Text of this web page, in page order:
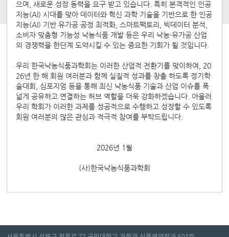
으며, 새로운 성장 동력을 요구 받고 있습니다. 특히 본격적인 인공
지능(AI) 시대를 맞아 데이터와 혁신 과학 기술을 기반으로 한 인공
지능(AI) 기반 유가공 공정 최적화, 스마트팩토리, 빅데이터 분석,
소비자 맞춤형 기능성 낙농식품 개발 등은 우리 낙농·유가공 산업
의 경쟁력을 한단계 도약시킬 수 있는 중요한 기회가 될 것입니다.
우리 한국낙농식품과학회는 이러한 산업적 전환기를 맞이하여, 20
26년 한 해 회원 여러분과 함께 실질적 성과를 창출 하도록 정기학
술대회, 심포지엄 등을 통해 최신 낙농식품 기술과 산업 이슈를 폭
넓게 공유하고 연결하는 허브 역할을 더욱 강화하겠습니다. 아울러
우리 학회가 이러한 과제를 성공적으로 수행하고 성장할 수 있도록
회원 여러분의 많은 관심과 적극적 참여를 부탁드립니다.
2026년 1월
(사)한국낙농식품과학회